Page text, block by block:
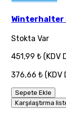
Winterhalter
Stokta Var
451,99 ₺ (KDV
376,66 ₺ (KDV
Sepete Ekle
Karşılaştırma